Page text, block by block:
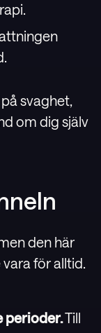
svaghet,
om dig själv
den här
för alltid.
perioder.Till